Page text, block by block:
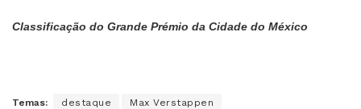
Classificação do Grande Prémio da Cidade do México
Temas: destaque Max Verstappen